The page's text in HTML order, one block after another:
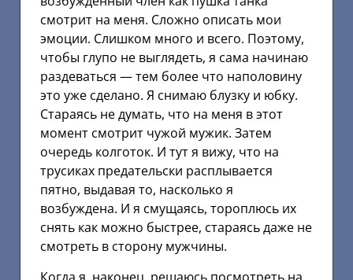
смотрит на меня. Сложно описать мои
эмоции. Слишком много и всего. Поэтому,
чтобы глупо не выглядеть, я сама начинаю
раздеваться — тем более что наполовину
это уже сделано. Я снимаю блузку и юбку.
Стараясь не думать, что на меня в этот
момент смотрит чужой мужик. Затем
очередь колготок. И тут я вижу, что на
трусиках предательски расплывается
пятно, выдавая то, насколько я
возбуждена. И я смущаясь, тороплюсь их
снять как можно быстрее, стараясь даже не
смотреть в сторону мужчины.